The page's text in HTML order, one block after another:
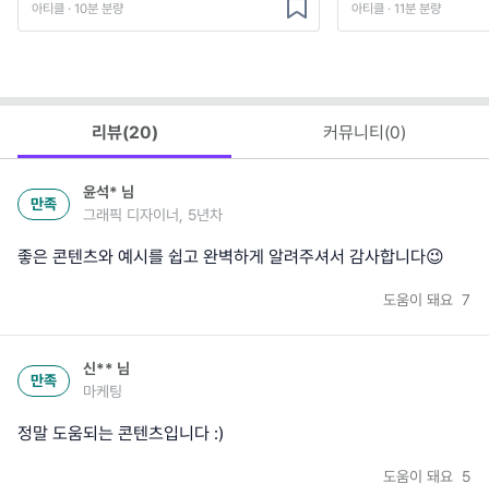
아티클 · 10분 분량 아티클 · 11분 분량
리뷰(20) 커뮤니티(0)
만족
윤석* 님
그래픽 디자이너, 5년차
좋은 콘텐츠와 예시를 쉽고 완벽하게 알려주셔서 감사합니다😉
도움이 돼요 7
만족
신** 님
마케팅
정말 도움되는 콘텐츠입니다 :)
도움이 돼요 5